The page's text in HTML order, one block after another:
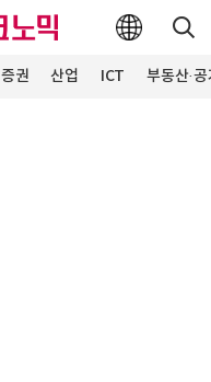
증권 산업 ICT 부동산·